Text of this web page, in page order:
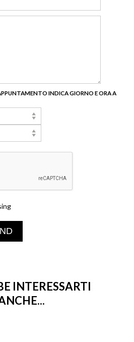
INDICA GIORNO E ORA A
INTERESSARTI